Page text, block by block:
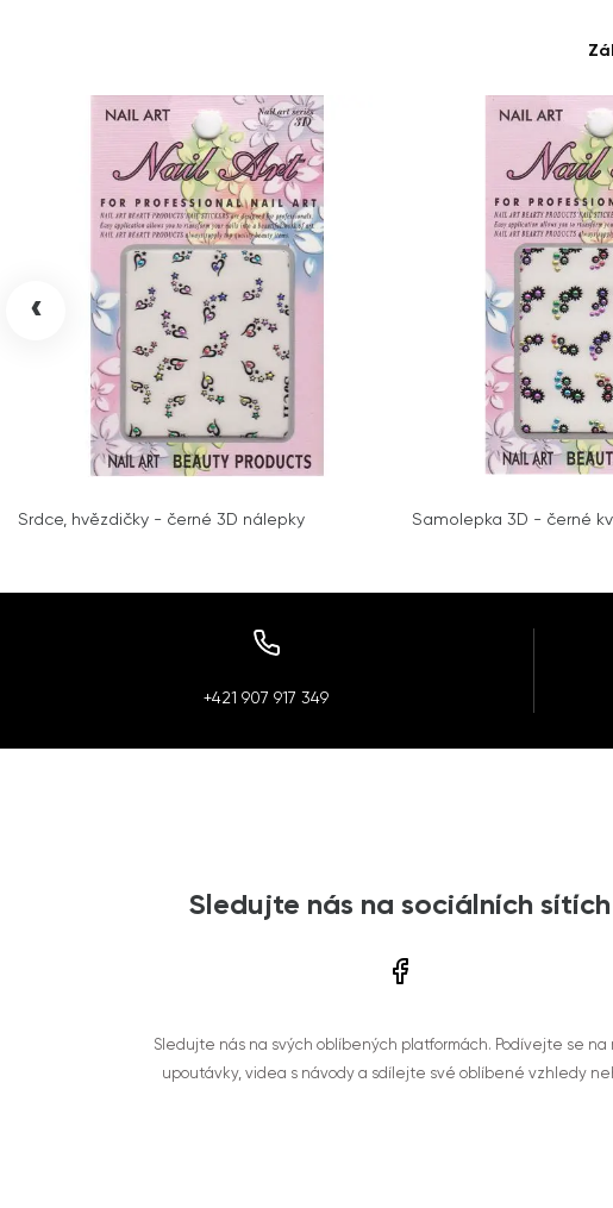
Srdce, hvězdičky - černé 3D nálepky Samolepka 3D - černé
‹
+421 907 917 349
Sledujte nás na sociálních sítích
Sledujte nás na svých oblíbených platformách. Podívejte se na
upoutávky, videa s návody a sdílejte své oblíbené vzhledy